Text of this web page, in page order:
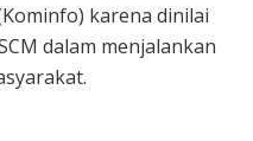
karena dinilai
dalam menjalankan